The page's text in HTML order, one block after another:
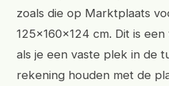
zoals die op Marktplaats
125x160x124 cm. Dit is
als je een vaste plek in de
rekening houden met de